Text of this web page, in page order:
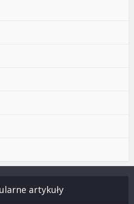
artykuły